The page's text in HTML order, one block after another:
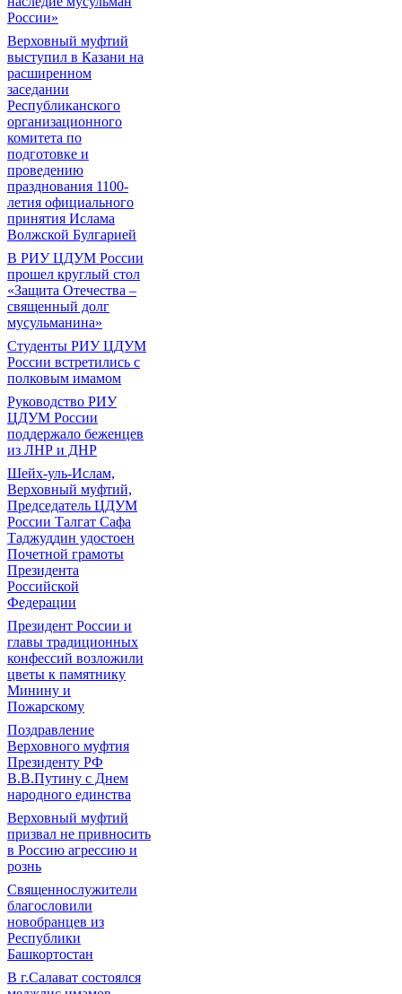
России»
Верховный муфтий
выступил в Казани на
расширенном
заседании
Республиканского
организационного
комитета по
подготовке и
проведению
празднования 1100-
летия официального
принятия Ислама
Волжской Булгарией
В РИУ ЦДУМ России
прошел круглый стол
«Защита Отечества –
священный долг
мусульманина»
Студенты РИУ ЦДУМ
России встретились с
полковым имамом
Руководство РИУ
ЦДУМ России
поддержало беженцев
из ЛНР и ДНР
Шейх-уль-Ислам,
Верховный муфтий,
Председатель ЦДУМ
России Талгат Сафа
Таджуддин удостоен
Почетной грамоты
Президента
Российской
Федерации
Президент России и
главы традиционных
конфессий возложили
цветы к памятнику
Минину и
Пожарскому
Поздравление
Верховного муфтия
Президенту РФ
В.В.Путину с Днем
народного единства
Верховный муфтий
призвал не привносить
в Россию агрессию и
рознь
Священнослужители
благословили
новобранцев из
Республики
Башкортостан
В г.Салават состоялся